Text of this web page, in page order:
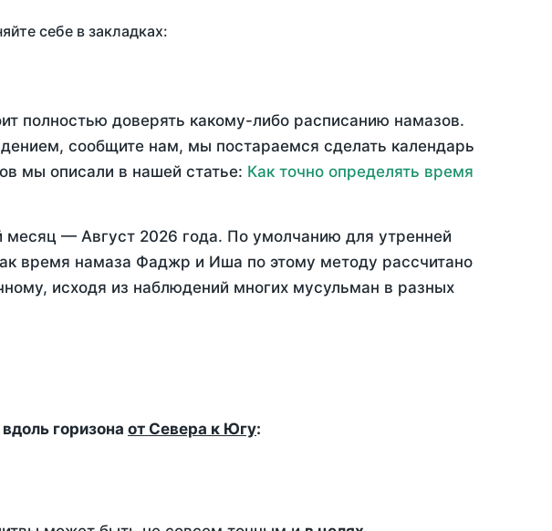
себе в закладках:
полностью доверять какому-либо расписанию намазов.
сообщите нам, мы постараемся сделать календарь
мы описали в нашей статье: Как точно определять время
месяц — Август 2026 года. По умолчанию для утренней
время намаза Фаджр и Иша по этому методу рассчитано
исходя из наблюдений многих мусульман в разных
горизона от Севера к Югу: